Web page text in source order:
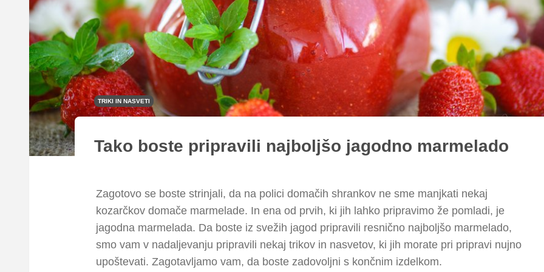
TRIKI IN NASVETI
Tako boste pripravili najboljšo jagodno marmelado
Zagotovo se boste strinjali, da na polici domačih shrankov ne sme manjkati nekaj
kozarčkov domače marmelade. In ena od prvih, ki jih lahko pripravimo že pomladi, je
jagodna marmelada. Da boste iz svežih jagod pripravili resnično najboljšo marmelado,
smo vam v nadaljevanju pripravili nekaj trikov in nasvetov, ki jih morate pri pripravi nujno
upoštevati. Zagotavljamo vam, da boste zadovoljni s končnim izdelkom.